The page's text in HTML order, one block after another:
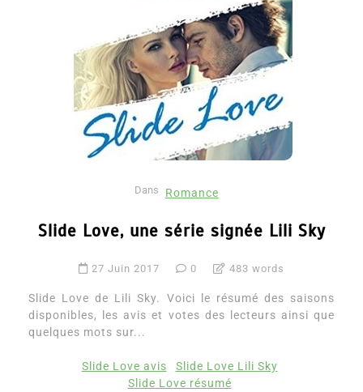
Dans Romance
Slide Love, une série signée Lili Sky
27 Juin 2017 0 483 words
Slide Love de Lili Sky. Voici le résumé des saisons
disponibles, les avis et votes des lecteurs ainsi que
quelques mots sur...
Slide Love avis
Slide Love Lili Sky
Slide Love résumé